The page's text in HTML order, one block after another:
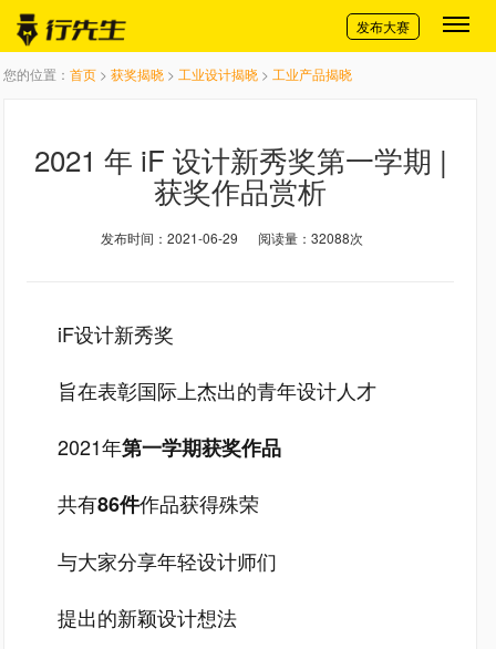
切换导航
发布大赛
您的位置： 首页 > 获奖揭晓 > 工业设计揭晓 > 工业产品揭晓
2021 年 iF 设计新秀奖第一学期 |
获奖作品赏析
发布时间：2021-06-29 阅读量：32088次
iF设计新秀奖
旨在表彰国际上杰出的青年设计人才
2021年第一学期获奖作品
共有86件作品获得殊荣
与大家分享年轻设计师们
提出的新颖设计想法